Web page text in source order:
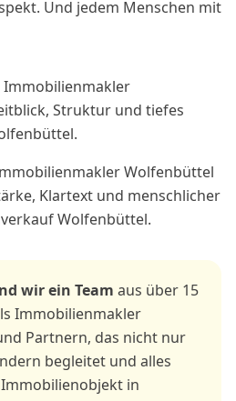
Und jedem Menschen mit
Immobilienmakler
Struktur und tiefes
Wolfenbüttel
Klartext und menschlicher
Wolfenbüttel.
wir ein Team aus über 15
Immobilienmakler
Partnern, das nicht nur
begleitet und alles
in